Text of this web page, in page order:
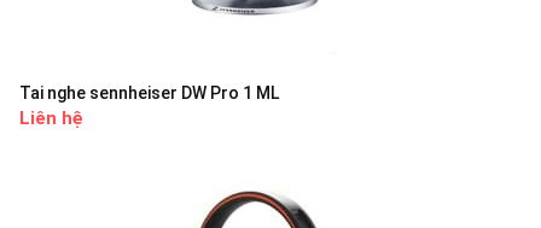
Tai nghe sennheiser DW Pro 1 ML
Liên hệ